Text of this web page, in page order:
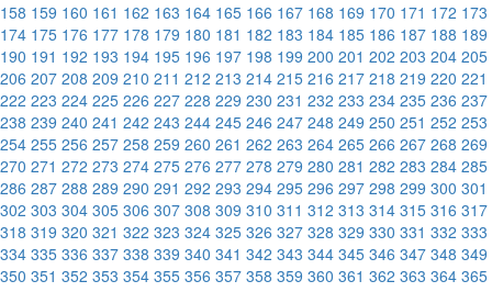
158 159 160 161 162 163 164 165 166 167 168 169 170 171 172 173
174 175 176 177 178 179 180 181 182 183 184 185 186 187 188 189
190 191 192 193 194 195 196 197 198 199 200 201 202 203 204 205
206 207 208 209 210 211 212 213 214 215 216 217 218 219 220 221
222 223 224 225 226 227 228 229 230 231 232 233 234 235 236 237
238 239 240 241 242 243 244 245 246 247 248 249 250 251 252 253
254 255 256 257 258 259 260 261 262 263 264 265 266 267 268 269
270 271 272 273 274 275 276 277 278 279 280 281 282 283 284 285
286 287 288 289 290 291 292 293 294 295 296 297 298 299 300 301
302 303 304 305 306 307 308 309 310 311 312 313 314 315 316 317
318 319 320 321 322 323 324 325 326 327 328 329 330 331 332 333
334 335 336 337 338 339 340 341 342 343 344 345 346 347 348 349
350 351 352 353 354 355 356 357 358 359 360 361 362 363 364 365